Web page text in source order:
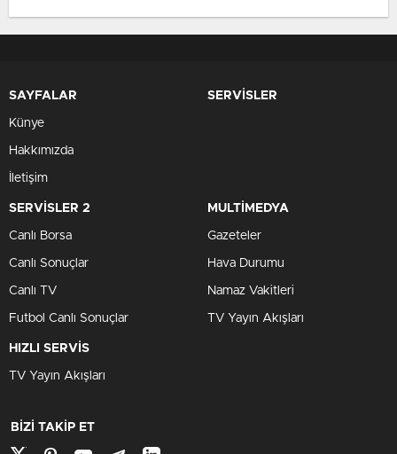
SAYFALAR
Künye
Hakkımızda
İletişim
SERVİSLER
SERVİSLER 2
Canlı Borsa
Canlı Sonuçlar
Canlı TV
Futbol Canlı Sonuçlar
MULTİMEDYA
Gazeteler
Hava Durumu
Namaz Vakitleri
TV Yayın Akışları
HIZLI SERVİS
TV Yayın Akışları
BİZİ TAKİP ET